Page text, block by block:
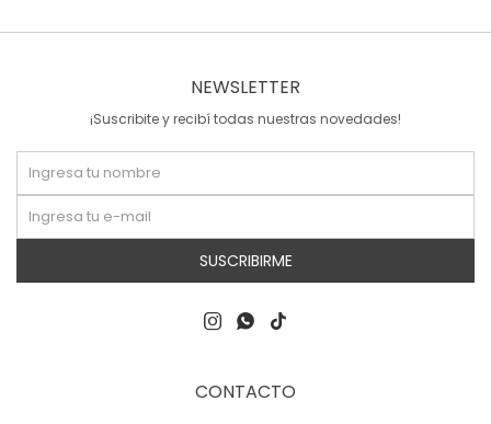
CONTACTO
NEWSLETTER
¡Suscribite y recibí todas nuestras novedades!
SUSCRIBIRME
  